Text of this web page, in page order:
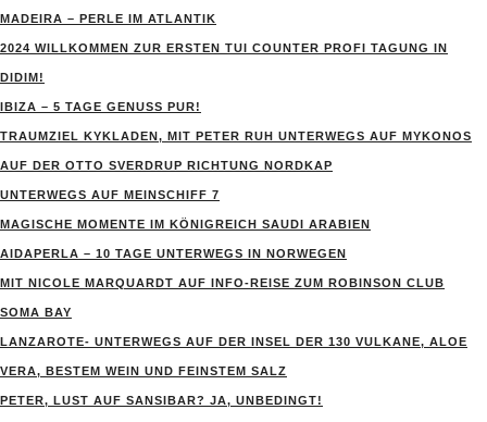
MADEIRA – PERLE IM ATLANTIK
2024 WILLKOMMEN ZUR ERSTEN TUI COUNTER PROFI TAGUNG IN
DIDIM!
IBIZA – 5 TAGE GENUSS PUR!
TRAUMZIEL KYKLADEN, MIT PETER RUH UNTERWEGS AUF MYKONOS
AUF DER OTTO SVERDRUP RICHTUNG NORDKAP
UNTERWEGS AUF MEINSCHIFF 7
MAGISCHE MOMENTE IM KÖNIGREICH SAUDI ARABIEN
AIDAPERLA – 10 TAGE UNTERWEGS IN NORWEGEN
MIT NICOLE MARQUARDT AUF INFO-REISE ZUM ROBINSON CLUB
SOMA BAY
LANZAROTE- UNTERWEGS AUF DER INSEL DER 130 VULKANE, ALOE
VERA, BESTEM WEIN UND FEINSTEM SALZ
PETER, LUST AUF SANSIBAR? JA, UNBEDINGT!